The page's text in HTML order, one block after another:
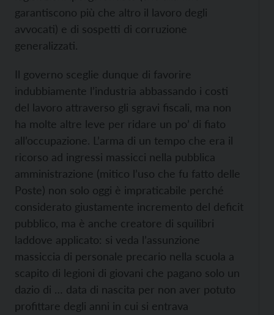
garantiscono più che altro il lavoro degli
avvocati) e di sospetti di corruzione
generalizzati.
Il governo sceglie dunque di favorire
indubbiamente l’industria abbassando i costi
del lavoro attraverso gli sgravi fiscali, ma non
ha molte altre leve per ridare un po’ di fiato
all’occupazione. L’arma di un tempo che era il
ricorso ad ingressi massicci nella pubblica
amministrazione (mitico l’uso che fu fatto delle
Poste) non solo oggi è impraticabile perché
considerato giustamente incremento del deficit
pubblico, ma è anche creatore di squilibri
laddove applicato: si veda l’assunzione
massiccia di personale precario nella scuola a
scapito di legioni di giovani che pagano solo un
dazio di … data di nascita per non aver potuto
profittare degli anni in cui si entrava